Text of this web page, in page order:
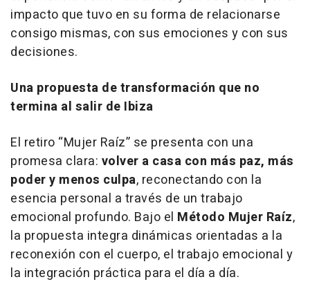
impacto que tuvo en su forma de relacionarse
consigo mismas, con sus emociones y con sus
decisiones.
Una propuesta de transformación que no
termina al salir de Ibiza
El retiro “Mujer Raíz” se presenta con una
promesa clara: volver a casa con más paz, más
poder y menos culpa, reconectando con la
esencia personal a través de un trabajo
emocional profundo. Bajo el Método Mujer Raíz,
la propuesta integra dinámicas orientadas a la
reconexión con el cuerpo, el trabajo emocional y
la integración práctica para el día a día.